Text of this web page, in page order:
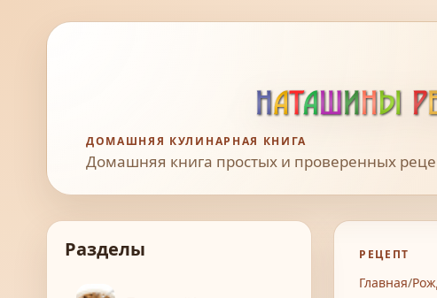
ДОМАШНЯЯ КУЛИНАРНАЯ КНИГА
Домашняя книга простых и проверенных
Разделы РЕЦЕПТ
Главная/